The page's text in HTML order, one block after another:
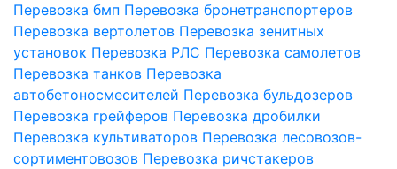
Перевозка бмп Перевозка бронетранспортеров
Перевозка вертолетов Перевозка зенитных
установок Перевозка РЛС Перевозка самолетов
Перевозка танков Перевозка
автобетоносмесителей Перевозка бульдозеров
Перевозка грейферов Перевозка дробилки
Перевозка культиваторов Перевозка лесовозов-
сортиментовозов Перевозка ричстакеров